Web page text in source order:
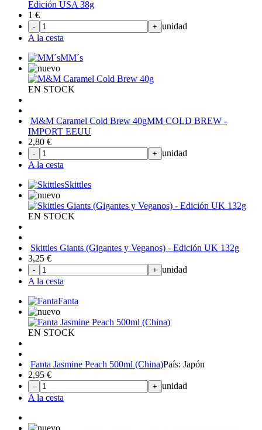
Edición USA 38g
1 €
- + unidad
A la cesta
MM´s
EN STOCK
M&M Caramel Cold Brew 40gMM COLD BREW -
IMPORT EEUU
2,80 €
- + unidad
A la cesta
Skittles
EN STOCK
Skittles Giants (Gigantes y Veganos) - Edición UK 132g
3,25 €
- + unidad
A la cesta
Fanta
EN STOCK
Fanta Jasmine Peach 500ml (China)País: Japón
2,95 €
- + unidad
A la cesta